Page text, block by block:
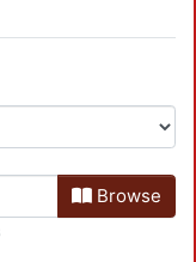
Browse